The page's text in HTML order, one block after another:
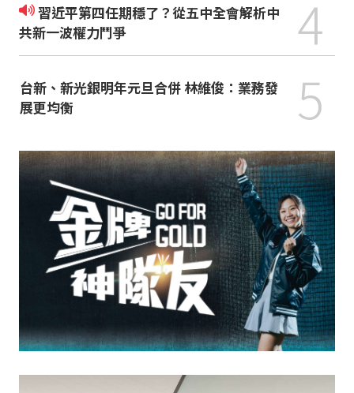
習近平第四任期穩了？從五中全會解析中
共新一波權力鬥爭
4
台新、新光銀明年元旦合併 林維俊：業務發
展更均衡
5